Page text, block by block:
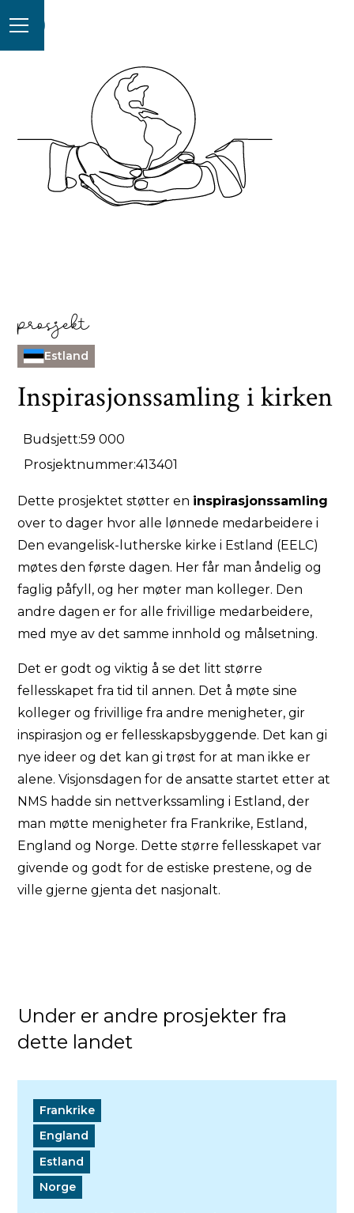
prosjekt
Estland
Inspirasjonssamling i kirken
Budsjett:59 000
Prosjektnummer:413401
Dette prosjektet støtter en inspirasjonssamling
over to dager hvor alle lønnede medarbeidere i
Den evangelisk-lutherske kirke i Estland (EELC)
møtes den første dagen. Her får man åndelig og
faglig påfyll, og her møter man kolleger. Den
andre dagen er for alle frivillige medarbeidere,
med mye av det samme innhold og målsetning.
Det er godt og viktig å se det litt større
fellesskapet fra tid til annen. Det å møte sine
kolleger og frivillige fra andre menigheter, gir
inspirasjon og er fellesskapsbyggende. Det kan gi
nye ideer og det kan gi trøst for at man ikke er
alene. Visjonsdagen for de ansatte startet etter at
NMS hadde sin nettverkssamling i Estland, der
man møtte menigheter fra Frankrike, Estland,
England og Norge. Dette større fellesskapet var
givende og godt for de estiske prestene, og de
ville gjerne gjenta det nasjonalt.
Under er andre prosjekter fra
dette landet
Frankrike
England
Estland
Norge